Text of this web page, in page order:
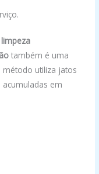
também é uma
método utiliza jatos
em